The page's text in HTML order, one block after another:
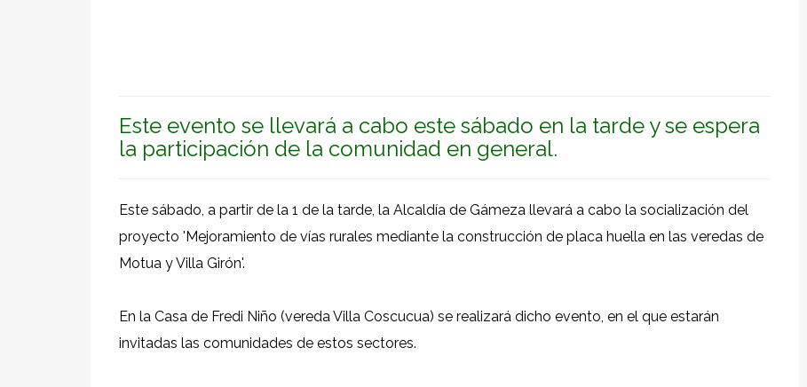
Este evento se llevará a cabo este sábado en la tarde y se espera
la participación de la comunidad en general.
Este sábado, a partir de la 1 de la tarde, la Alcaldía de Gámeza llevará a cabo la socialización del
proyecto 'Mejoramiento de vías rurales mediante la construcción de placa huella en las veredas de
Motua y Villa Girón'.
En la Casa de Fredi Niño (vereda Villa Coscucua) se realizará dicho evento, en el que estarán
invitadas las comunidades de estos sectores.